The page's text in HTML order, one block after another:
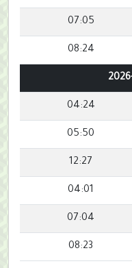
07:05
08:24
04:24
05:50
12:27
04:01
07:04
08:23